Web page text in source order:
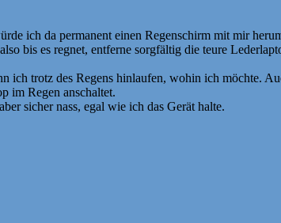
ich da permanent einen Regenschirm mit mir
bis es regnet, entferne sorgfältig die teure
trotz des Regens hinlaufen, wohin ich möchte.
im Regen anschaltet.
sicher nass, egal wie ich das Gerät halte.